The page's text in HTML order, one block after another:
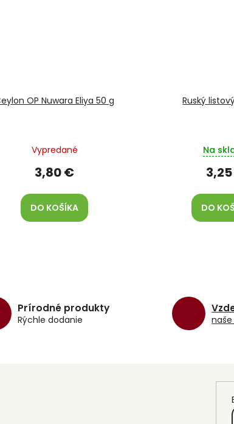
OP Nuwara Eliya 50 g
Vypredané
3,80 €
DO KOŠÍKA
Ruský
Na
DO
d
a
c
v
Prírodné produkty
Rýchle dodanie